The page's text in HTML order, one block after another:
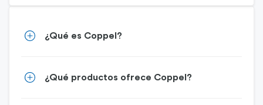
¿Qué es Coppel?
¿Qué productos ofrece Coppel?